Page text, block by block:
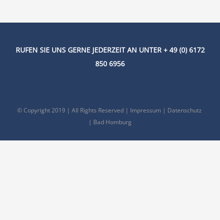
RUFEN SIE UNS GERNE JEDERZEIT AN UNTER + 49 (0) 6172
850 6956
© Copyright 2019 | All Rights Reserved | Impressum | Datenschutz
| Bad Homburg